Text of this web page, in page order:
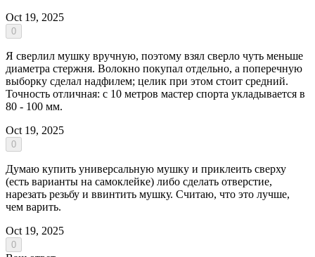
Oct 19, 2025
0
Я сверлил мушку вручную, поэтому взял сверло чуть меньше
диаметра стержня. Волокно покупал отдельно, а поперечную
выборку сделал надфилем; целик при этом стоит средний.
Точность отличная: с 10 метров мастер спорта укладывается в
80 - 100 мм.
Oct 19, 2025
0
Думаю купить универсальную мушку и приклеить сверху
(есть варианты на самоклейке) либо сделать отверстие,
нарезать резьбу и ввинтить мушку. Считаю, что это лучше,
чем варить.
Oct 19, 2025
0